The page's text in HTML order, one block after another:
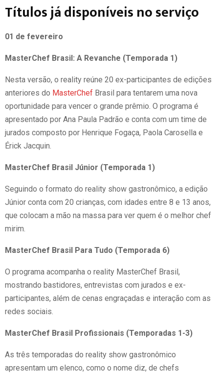
Títulos já disponíveis no serviço
01 de fevereiro
MasterChef Brasil: A Revanche (Temporada 1)
Nesta versão, o reality reúne 20 ex-participantes de edições
anteriores do MasterChef Brasil para tentarem uma nova
oportunidade para vencer o grande prêmio. O programa é
apresentado por Ana Paula Padrão e conta com um time de
jurados composto por Henrique Fogaça, Paola Carosella e
Érick Jacquin.
MasterChef Brasil Júnior (Temporada 1)
Seguindo o formato do reality show gastronômico, a edição
Júnior conta com 20 crianças, com idades entre 8 e 13 anos,
que colocam a mão na massa para ver quem é o melhor chef
mirim.
MasterChef Brasil Para Tudo (Temporada 6)
O programa acompanha o reality MasterChef Brasil,
mostrando bastidores, entrevistas com jurados e ex-
participantes, além de cenas engraçadas e interação com as
redes sociais.
MasterChef Brasil Profissionais (Temporadas 1-3)
As três temporadas do reality show gastronômico
apresentam um elenco, como o nome diz, de chefs